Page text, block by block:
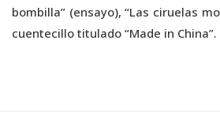
bombilla” (ensayo), “Las ciruelas
cuentecillo titulado “Made in China”.